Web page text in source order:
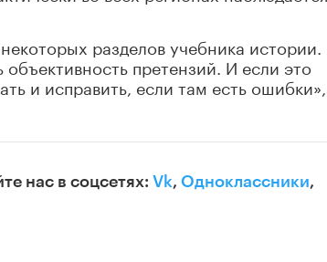
разделов учебника истории.
претензий. И если это
и исправить, если там есть
нас в соцсетях: Vk, Одноклассники,